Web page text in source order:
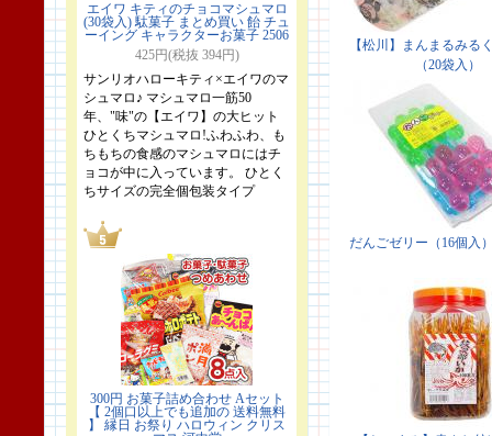
エイワ キティのチョコマシュマロ
(30袋入) 駄菓子 まとめ買い 飴 チュ
ーイング キャラクターお菓子 2506
425円(税抜 394円)
サンリオハローキティ×エイワのマ
シュマロ♪ マシュマロ一筋50
年、"味"の【エイワ】の大ヒット
ひとくちマシュマロ!ふわふわ、も
ちもちの食感のマシュマロにはチ
ョコが中に入っています。 ひとく
ちサイズの完全個包装タイプ
300円 お菓子詰め合わせ Aセット
【 2個口以上でも追加の 送料無料
】 縁日 お祭り ハロウィン クリス